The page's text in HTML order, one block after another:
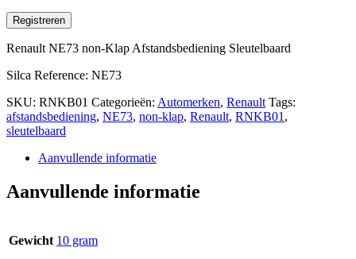
Registreren
Renault NE73 non-Klap Afstandsbediening Sleutelbaard
Silca Reference: NE73
SKU: RNKB01 Categorieën: Automerken, Renault Tags:
afstandsbediening, NE73, non-klap, Renault, RNKB01 ,
sleutelbaard
Aanvullende informatie
Aanvullende informatie
Gewicht 10 gram